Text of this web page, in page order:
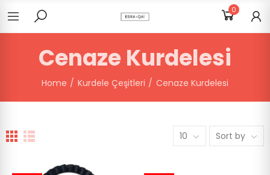
0
Cenaze Kurdelesi
Home Kurdele Çeşitleri Cenaze Kurdelesi
10 Sort by